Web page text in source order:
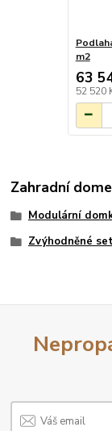
m2
63
52 520
Zahradní
Modulární
Zvýhodněné